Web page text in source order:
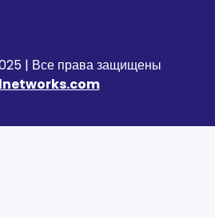
| Все права защищены